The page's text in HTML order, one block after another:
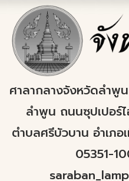
ศาลากลางจังหวัดลำพู
ลำพูน ถนนซุปเปอร์
ตำบลศรีบัวบาน อำเภ
05351-